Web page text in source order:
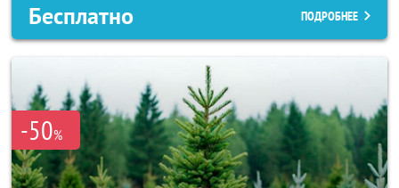
Бесплатно ПОДРОБНЕЕ
-50%